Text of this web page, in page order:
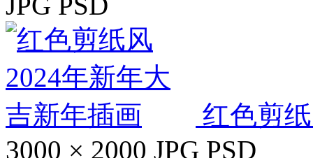
红色剪
3000 × 2000 JPG PSD